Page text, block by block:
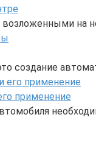
на
создание
применение